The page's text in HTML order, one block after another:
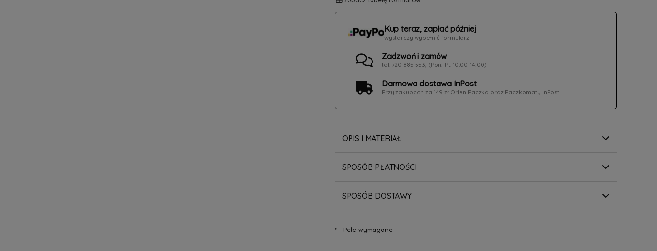
Kup teraz, zapłać później
wystarczy wypełnić formularz
Zadzwoń i zamów
tel. 720 885 553, (Pon.-Pt. 10:00-14:00)
Darmowa dostawa InPost
Przy zakupach za 149 zł Orlen Paczka oraz Paczkomaty InPost
OPIS I MATERIAŁ
SPOSÓB PŁATNOŚCI
SPOSÓB DOSTAWY
*- Pole wymagane